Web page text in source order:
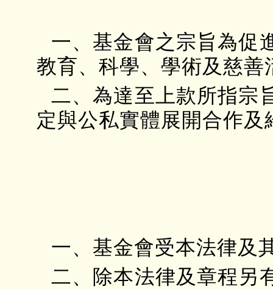
一、基金會之宗旨為促
教育、科學、學術及慈
二、為達至上款所指宗
定與公私實體展開合作及
一、基金會受本法律及
二、除本法律及章程另